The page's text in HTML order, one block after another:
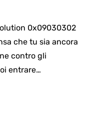
0x09030302
che tu sia ancora
contro gli
entrare…